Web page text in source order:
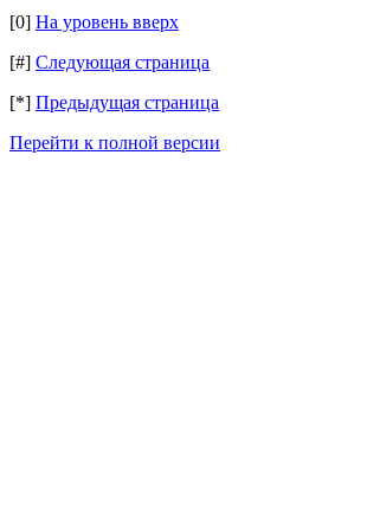
[0] На уровень вверх
[#] Следующая страница
[*] Предыдущая страница
Перейти к полной версии